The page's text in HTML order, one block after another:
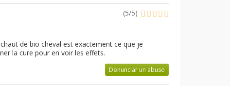
(5/5)
de bio cheval est exactement ce que je
la cure pour en voir les effets.
Denunciar un abuso